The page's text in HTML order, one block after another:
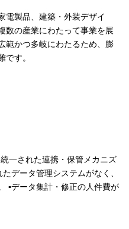
電製品、建築・外装デザイ
数の産業にわたって事業を展
範かつ多岐にわたるため、膨
す。
一された連携・保管メカニズ
データ管理システムがなく、
▪️データ集計・修正の人件費が